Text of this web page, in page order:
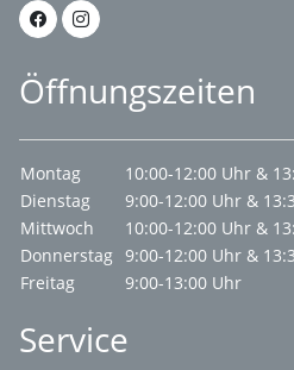
Öffnungszeiten
Montag
10:00-12:00 Uhr &
Dienstag
9:00-12:00 Uhr &
Mittwoch
10:00-12:00 Uhr &
Donnerstag 9:00-12:00 Uhr &
Freitag
9:00-13:00 Uhr
Service